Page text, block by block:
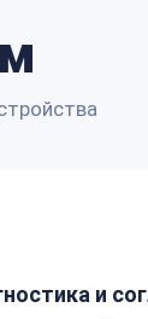
и